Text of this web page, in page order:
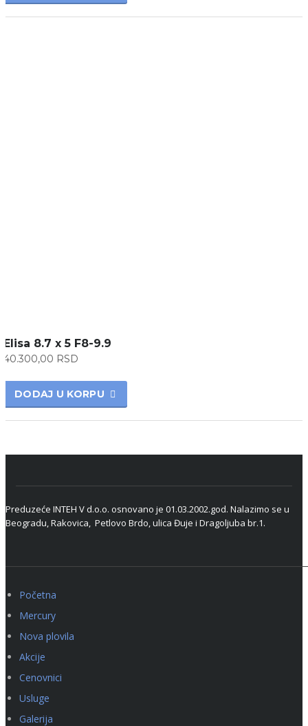
Elisa 8.7 x 5 F8-9.9
40.300,00 RSD
DODAJ U KORPU
Preduzeće INTEH V d.o.o. osnovano je 01.03.2002.god. Nalazimo se u
Beogradu, Rakovica, Petlovo Brdo, ulica Đuje i Dragoljuba br.1.
Početna
Mercury
Nova plovila
Akcije
Cenovnici
Usluge
Galerija